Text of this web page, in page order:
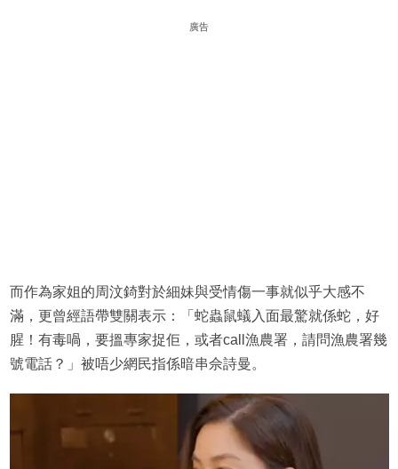
廣告
而作為家姐的周汶錡對於細妹與受情傷一事就似乎大感不
滿，更曾經語帶雙關表示：「蛇蟲鼠蟻入面最驚就係蛇，好
腥！有毒喎，要搵專家捉佢，或者call漁農署，請問漁農署幾
號電話？」被唔少網民指係暗串佘詩曼。